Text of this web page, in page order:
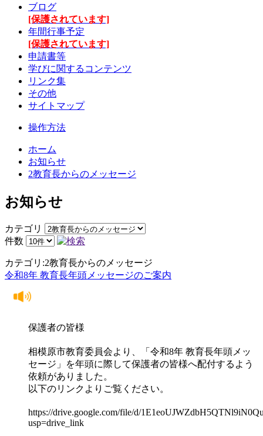
ブログ
[保護されています]
年間行事予定
[保護されています]
申請書等
学びに関するコンテンツ
リンク集
その他
サイトマップ
操作方法
ホーム
お知らせ
2教育長からのメッセージ
お知らせ
カテゴリ
件数
カテゴリ:2教育長からのメッセージ
令和8年 教育長年頭メッセージのご案内
保護者の皆様
相模原市教育委員会より、「令和8年 教育長年頭メッ
セージ」を年頭に際して保護者の皆様へ配付するよう
依頼がありました。
以下のリンクよりご覧ください。
https://drive.google.com/file/d/
usp=drive_link